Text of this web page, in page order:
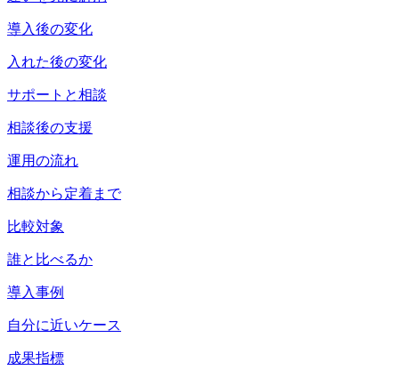
導入後の変化
入れた後の変化
サポートと相談
相談後の支援
運用の流れ
相談から定着まで
比較対象
誰と比べるか
導入事例
自分に近いケース
成果指標